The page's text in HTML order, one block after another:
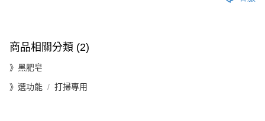
商品相關分類 (2)
》黑肥皂
》選功能 打掃專用